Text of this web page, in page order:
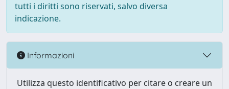
tutti i diritti sono riservati, salvo diversa
indicazione.
Informazioni
Utilizza questo identificativo per citare o creare un